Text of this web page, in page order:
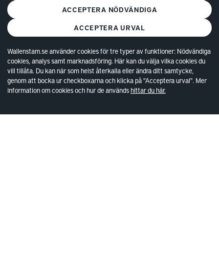
ACCEPTERA NÖDVÄNDIGA
ACCEPTERA URVAL
Wallenstam.se använder cookies för tre typer av funktioner: Nödvändiga
cookies, analys samt marknadsföring. Här kan du välja vilka cookies du
vill tillåta. Du kan när som helst återkalla eller ändra ditt samtycke,
genom att bocka ur checkboxarna och klicka på "Acceptera urval". Mer
information om cookies och hur de används hittar du här.
Parkering och förråd
Kundservice
Lokaler
Lediga lokaler
Kund hos Wallenstam